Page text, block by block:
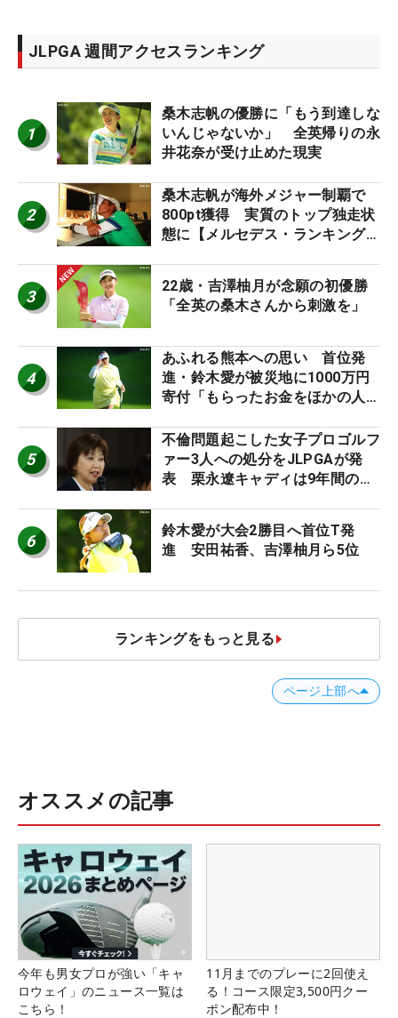
JLPGA 週間アクセスランキング
1
桑木志帆の優勝に「もう到達しな
いんじゃないか」 全英帰りの永
井花奈が受け止めた現実
2
桑木志帆が海外メジャー制覇で
800pt獲得 実質のトップ独走状
態に【メルセデス・ランキング番
3
22歳・吉澤柚月が念願の初優勝
「全英の桑木さんから刺激を」
4
あふれる熊本への思い 首位発
進・鈴木愛が被災地に1000万円
寄付「もらったお金をほかの人
5
不倫問題起こした女子プロゴルフ
ァー3人への処分をJLPGAが発
表 栗永遼キャディは9年間の立
6
鈴木愛が大会2勝目へ首位T発
進 安田祐香、吉澤柚月ら5位
ランキングをもっと見る
ページ上部へ
オススメの記事
今年も男女プロが強い「キャ
ロウェイ」のニュース一覧は
こちら！
11月までのプレーに2回使え
る！コース限定3,500円クー
ポン配布中！